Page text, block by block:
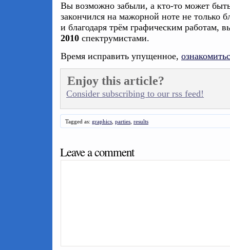
Вы возможно забыли, а кто-то может
закончился на мажорной ноте не только
и благодаря трём графическим работам,
2010 спектрумистами.
Время исправить упущенное,
Enjoy this article?
Consider subscribing to our rss feed!
Tagged as: graphics parties results
Leave a comment